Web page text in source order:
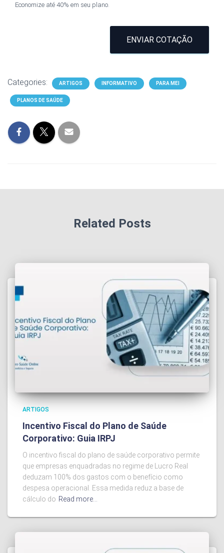
Economize até 40% em seu plano.
ENVIAR COTAÇÃO
Categories: ARTIGOS INFORMATIVO PARA MEI
PLANOS DE SAÚDE
Related Posts
ARTIGOS
Incentivo Fiscal do Plano de Saúde
Corporativo: Guia IRPJ
O incentivo fiscal do plano de saúde corporativo permite
que empresas enquadradas no regime de Lucro Real
deduzam 100% dos gastos com o benefício como
despesa operacional. Essa medida reduz a base de
cálculo do Read more…